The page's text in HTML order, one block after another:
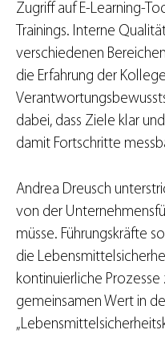
Zugriff auf E-Learning-
Trainings. Interne
verschiedenen
die Erfahrung der
dabei, dass Ziele klar
damit Fortschritte
Andrea Dreusch
von der
müsse. Führungskräfte
die
kontinuierliche
gemeinsamen Wert in